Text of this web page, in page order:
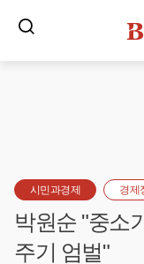
시민과경제 경제
박원순 "중소
주기 엄벌"